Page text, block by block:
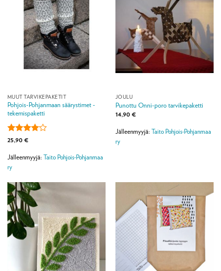
MUUT TARVIKEPAKETIT
Pohjois-Pohjanmaan säärystimet -
tekemispaketti
Arvostelu
4/ 5
25,90 €
Jälleenmyyjä: Taito Pohjois-Pohjanmaa
ry
JOULU
Punottu Onni-poro tarvikepaketti
14,90 €
Jälleenmyyjä: Taito Pohjois-Pohjanmaa
ry